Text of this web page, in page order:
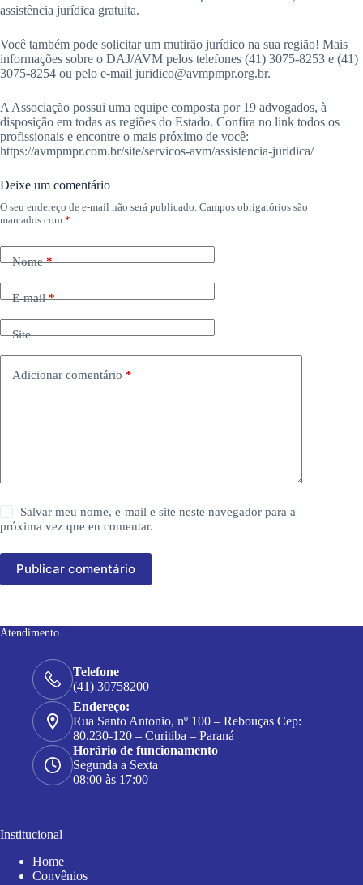
assistência jurídica gratuita.
Você também pode solicitar um mutirão jurídico na sua região! Mais
informações sobre o DAJ/AVM pelos telefones (41) 3075-8253 e (41)
3075-8254 ou pelo e-mail juridico@avmpmpr.org.br.
A Associação possui uma equipe composta por 19 advogados, à
disposição em todas as regiões do Estado. Confira no link todos os
profissionais e encontre o mais próximo de você:
https://avmpmpr.com.br/site/servicos-avm/assistencia-juridica/
Deixe um comentário
O seu endereço de e-mail não será publicado. Campos obrigatórios são
marcados com *
Nome*
E-mail*
Site
Adicionar comentário *
Salvar meu nome, e-mail e site neste navegador para a
próxima vez que eu comentar.
Publicar comentário
Atendimento
Telefone
(41) 30758200
Endereço:
Rua Santo Antonio, nº 100 – Rebouças Cep:
80.230-120 – Curitiba – Paraná
Horário de funcionamento
Segunda a Sexta
08:00 às 17:00
Institucional
Home
Convênios